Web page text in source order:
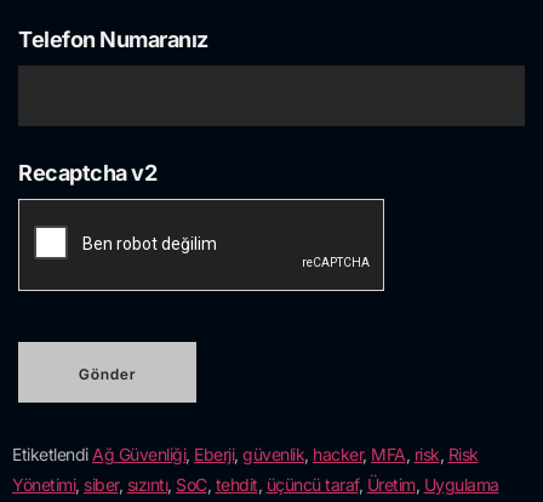
Telefon Numaranız
Recaptcha v2
Etiketlendi Ağ Güvenliği, Eberji, güvenlik, hacker, MFA, risk, Risk
Yönetimi, siber, sızıntı, SoC, tehdit, üçüncü taraf, Üretim, Uygulama